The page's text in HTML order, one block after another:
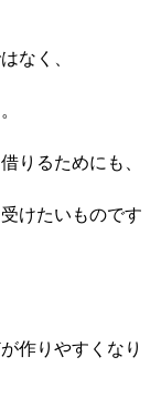
なく、
りるためにも、
けたいものです
作りやすくなり